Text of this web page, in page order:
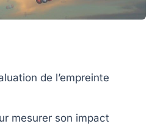
de l’empreinte
mesurer son impact